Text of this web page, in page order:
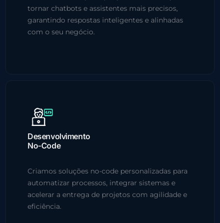
tornar chatbots e assistentes mais precisos,
garantindo respostas inteligentes e alinhadas
com o seu negócio.
Desenvolvimento
No-Code
Criamos soluções no-code personalizadas para
automatizar processos, integrar sistemas e
acelerar a entrega de projetos com agilidade e
eficiência.